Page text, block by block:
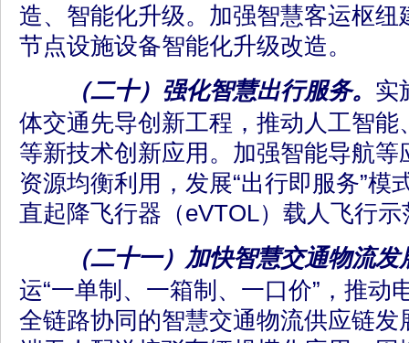
造、智能化升级。加强智慧客运枢纽
节点设施设备智能化升级改造。
（二十）强化智慧出行服务。 实
体交通先导创新工程，推动人工智能
等新技术创新应用。加强智能导航
资源均衡利用，发展“出行即服务”模
直起降飞行器（eVTOL）载人飞行
（二十一）加快智慧交通物流发
运“一单制、一箱制、一口价”，推动
全链路协同的智慧交通物流供应链发